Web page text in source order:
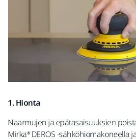
1. Hionta
Naarmujen ja epätasaisuuksien
Mirka® DEROS -sähköhiomakoneella